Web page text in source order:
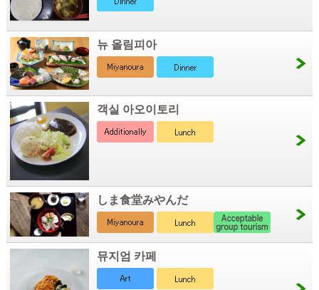
뉴 올림피아
객실 아오이토리
しま食堂みやんだ
뮤지엄 카페